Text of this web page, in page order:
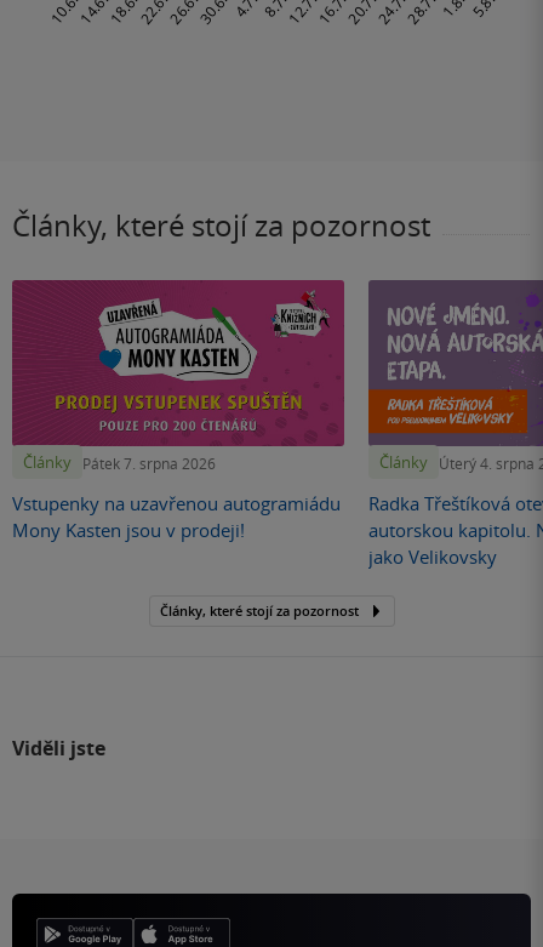
Články, které stojí za pozornost
Články Pátek 7. srpna 2026
Vstupenky na uzavřenou autogramiádu
Mony Kasten jsou v prodeji!
Články Úterý 4. srpna
Radka Třeštíková
autorskou kapitolu.
jako Velikovsky
Články, které stojí za pozornost
Viděli jste